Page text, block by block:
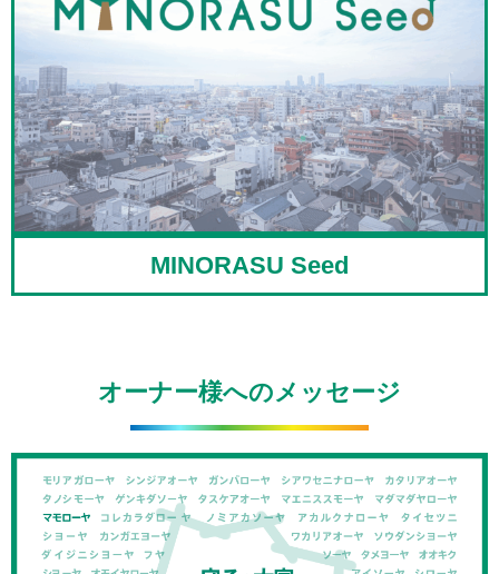
MINORASU Seed
オーナー様へのメッセージ